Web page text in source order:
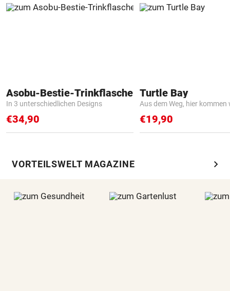
Asobu-Bestie-Trinkflasche
In 3 unterschiedlichen Designs
€34,90
Turtle Bay
Aus dem Weg, hier kommen
€19,90
VORTEILSWELT MAGAZINE chevron_right